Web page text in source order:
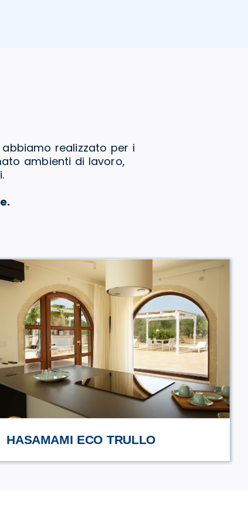
realizzato per i
ambienti di lavoro,
URCIUOLI